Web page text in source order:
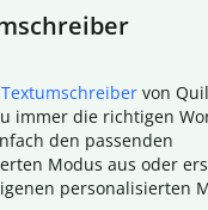
Textumschreiber von
immer die richtigen
den passenden
Modus aus oder
personalisierten